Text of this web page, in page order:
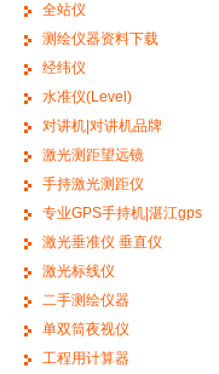
全站仪
测绘仪器资料下载
经纬仪
水准仪(Level)
对讲机|对讲机品牌
激光测距望远镜
手持激光测距仪
专业GPS手持机|湛江gps
激光垂准仪 垂直仪
激光标线仪
二手测绘仪器
单双筒夜视仪
工程用计算器